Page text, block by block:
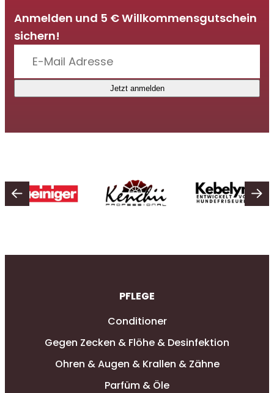
Anmelden und 5 € Willkommensgutschein
sichern!
Jetzt anmelden
PFLEGE
Conditioner
Gegen Zecken & Flöhe & Desinfektion
Ohren & Augen & Krallen & Zähne
Parfüm & Öle